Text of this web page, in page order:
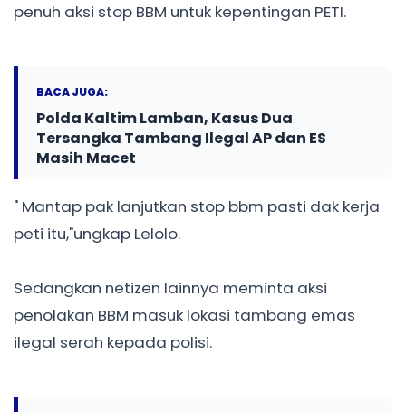
penuh aksi stop BBM untuk kepentingan PETI.
BACA JUGA:
Polda Kaltim Lamban, Kasus Dua
Tersangka Tambang Ilegal AP dan ES
Masih Macet
" Mantap pak lanjutkan stop bbm pasti dak kerja
peti itu,"ungkap Lelolo.
Sedangkan netizen lainnya meminta aksi
penolakan BBM masuk lokasi tambang emas
ilegal serah kepada polisi.